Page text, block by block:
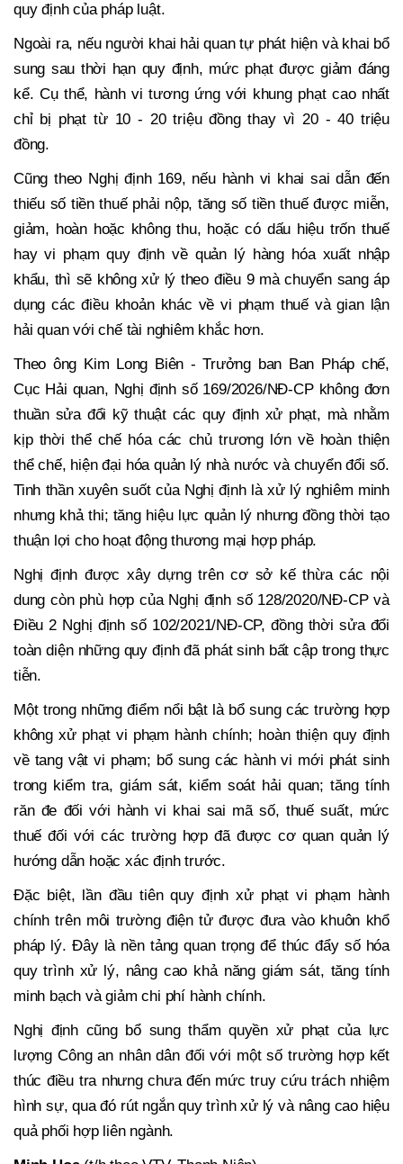
quy định của pháp luật.
Ngoài ra, nếu người khai hải quan tự phát hiện và khai bổ
sung sau thời hạn quy định, mức phạt được giảm đáng
kể. Cụ thể, hành vi tương ứng với khung phạt cao nhất
chỉ bị phạt từ 10 - 20 triệu đồng thay vì 20 - 40 triệu
đồng.
Cũng theo Nghị định 169, nếu hành vi khai sai dẫn đến
thiếu số tiền thuế phải nộp, tăng số tiền thuế được miễn,
giảm, hoàn hoặc không thu, hoặc có dấu hiệu trốn thuế
hay vi phạm quy định về quản lý hàng hóa xuất nhập
khẩu, thì sẽ không xử lý theo điều 9 mà chuyển sang áp
dụng các điều khoản khác về vi phạm thuế và gian lận
hải quan với chế tài nghiêm khắc hơn.
Theo ông Kim Long Biên - Trưởng ban Ban Pháp chế,
Cục Hải quan, Nghị định số 169/2026/NĐ-CP không đơn
thuần sửa đổi kỹ thuật các quy định xử phạt, mà nhằm
kịp thời thể chế hóa các chủ trương lớn về hoàn thiện
thể chế, hiện đại hóa quản lý nhà nước và chuyển đổi số.
Tinh thần xuyên suốt của Nghị định là xử lý nghiêm minh
nhưng khả thi; tăng hiệu lực quản lý nhưng đồng thời tạo
thuận lợi cho hoạt động thương mại hợp pháp.
Nghị định được xây dựng trên cơ sở kế thừa các nội
dung còn phù hợp của Nghị định số 128/2020/NĐ-CP và
Điều 2 Nghị định số 102/2021/NĐ-CP, đồng thời sửa đổi
toàn diện những quy định đã phát sinh bất cập trong thực
tiễn.
Một trong những điểm nổi bật là bổ sung các trường hợp
không xử phạt vi phạm hành chính; hoàn thiện quy định
về tang vật vi phạm; bổ sung các hành vi mới phát sinh
trong kiểm tra, giám sát, kiểm soát hải quan; tăng tính
răn đe đối với hành vi khai sai mã số, thuế suất, mức
thuế đối với các trường hợp đã được cơ quan quản lý
hướng dẫn hoặc xác định trước.
Đặc biệt, lần đầu tiên quy định xử phạt vi phạm hành
chính trên môi trường điện tử được đưa vào khuôn khổ
pháp lý. Đây là nền tảng quan trọng để thúc đẩy số hóa
quy trình xử lý, nâng cao khả năng giám sát, tăng tính
minh bạch và giảm chi phí hành chính.
Nghị định cũng bổ sung thẩm quyền xử phạt của lực
lượng Công an nhân dân đối với một số trường hợp kết
thúc điều tra nhưng chưa đến mức truy cứu trách nhiệm
hình sự, qua đó rút ngắn quy trình xử lý và nâng cao hiệu
quả phối hợp liên ngành.